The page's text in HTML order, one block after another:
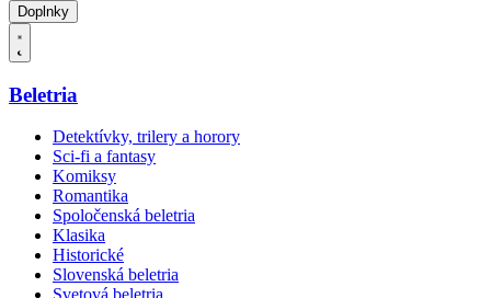
Doplnky
Beletria
Detektívky, trilery a horory
Sci-fi a fantasy
Komiksy
Romantika
Spoločenská beletria
Klasika
Historické
Slovenská beletria